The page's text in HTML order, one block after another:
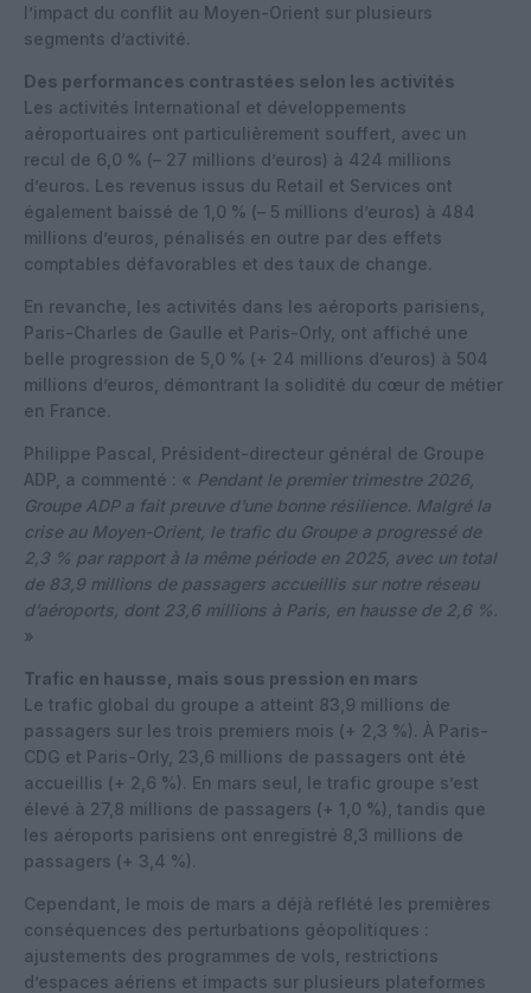
l’impact du conflit au Moyen-Orient sur plusieurs
segments d’activité.
Des performances contrastées selon les activités
Les activités International et développements
aéroportuaires ont particulièrement souffert, avec un
recul de 6,0 % (– 27 millions d’euros) à 424 millions
d’euros. Les revenus issus du Retail et Services ont
également baissé de 1,0 % (– 5 millions d’euros) à 484
millions d’euros, pénalisés en outre par des effets
comptables défavorables et des taux de change.
En revanche, les activités dans les aéroports parisiens,
Paris-Charles de Gaulle et Paris-Orly, ont affiché une
belle progression de 5,0 % (+ 24 millions d’euros) à 504
millions d’euros, démontrant la solidité du cœur de métier
en France.
Philippe Pascal, Président-directeur général de Groupe
ADP, a commenté : « Pendant le premier trimestre 2026,
Groupe ADP a fait preuve d’une bonne résilience. Malgré la
crise au Moyen-Orient, le trafic du Groupe a progressé de
2,3 % par rapport à la même période en 2025, avec un total
de 83,9 millions de passagers accueillis sur notre réseau
d’aéroports, dont 23,6 millions à Paris, en hausse de 2,6 %.
»
Trafic en hausse, mais sous pression en mars
Le trafic global du groupe a atteint 83,9 millions de
passagers sur les trois premiers mois (+ 2,3 %). À Paris-
CDG et Paris-Orly, 23,6 millions de passagers ont été
accueillis (+ 2,6 %). En mars seul, le trafic groupe s’est
élevé à 27,8 millions de passagers (+ 1,0 %), tandis que
les aéroports parisiens ont enregistré 8,3 millions de
passagers (+ 3,4 %).
Cependant, le mois de mars a déjà reflété les premières
conséquences des perturbations géopolitiques :
ajustements des programmes de vols, restrictions
d’espaces aériens et impacts sur plusieurs plateformes